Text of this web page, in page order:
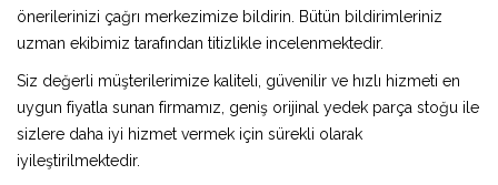
önerilerinizi çağrı merkezimize bildirin. Bütün bildirimleriniz
uzman ekibimiz tarafından titizlikle incelenmektedir.
Siz değerli müşterilerimize kaliteli, güvenilir ve hızlı hizmeti en
uygun fiyatla sunan firmamız, geniş orijinal yedek parça stoğu ile
sizlere daha iyi hizmet vermek için sürekli olarak
iyileştirilmektedir.